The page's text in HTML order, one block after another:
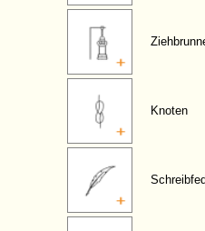
Knoten